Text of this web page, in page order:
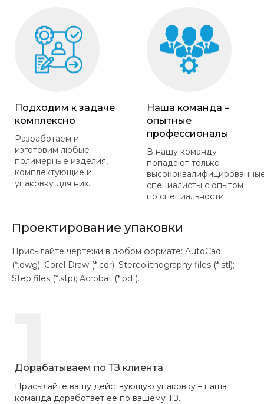
Подходим к задаче
комплексно
Разработаем и
изготовим любые
полимерные изделия,
комплектующие и
упаковку для них.
Наша команда –
опытные
профессионалы
В нашу команду
попадают только
специалисты с опытом
по специальности.
Проектирование упаковки
Присылайте чертежи в любом формате: AutoCad
(*.dwg); Corel Draw (*.cdr); Stereolithography files (*.stl);
Step files (*.stp); Acrobat (*.pdf).
1
Дорабатываем по ТЗ клиента
Присылайте вашу действующую упаковку – наша
команда доработает ее по вашему ТЗ.